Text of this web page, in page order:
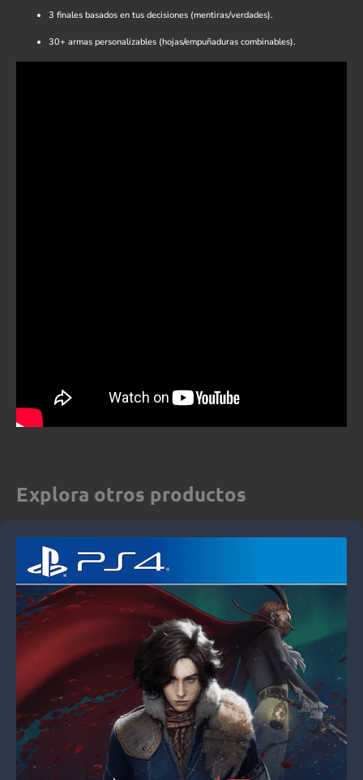
3 finales basados en tus decisiones (mentiras/verdades).
30+ armas personalizables (hojas/empuñaduras combinables).
Explora otros productos